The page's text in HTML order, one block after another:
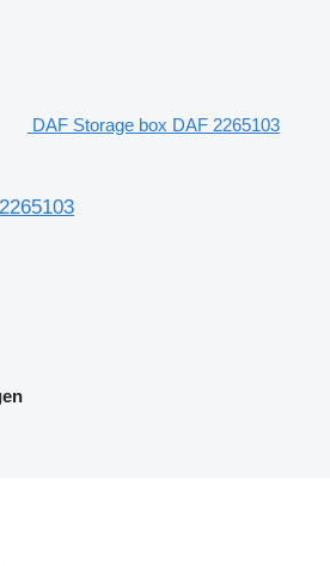
DAF Storage box DAF 2265103